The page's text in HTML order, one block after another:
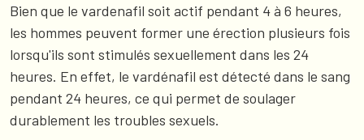
Bien que le vardenafil soit actif pendant 4 à 6 heures,
les hommes peuvent former une érection plusieurs fois
lorsqu'ils sont stimulés sexuellement dans les 24
heures. En effet, le vardénafil est détecté dans le sang
pendant 24 heures, ce qui permet de soulager
durablement les troubles sexuels.